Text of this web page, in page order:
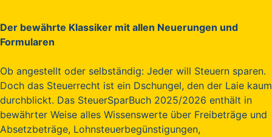
Der bewährte Klassiker mit allen Neuerungen und
Formularen
Ob angestellt oder selbständig: Jeder will Steuern sparen.
Doch das Steuerrecht ist ein Dschungel, den der Laie kaum
durchblickt. Das SteuerSparBuch 2025/2026 enthält in
bewährter Weise alles Wissenswerte über Freibeträge und
Absetzbeträge, Lohnsteuerbegünstigungen,